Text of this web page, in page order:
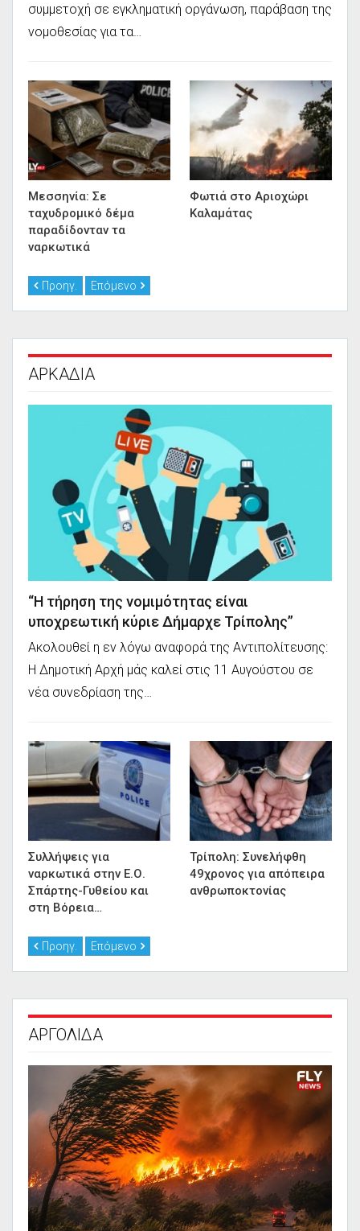
συμμετοχή σε εγκληματική οργάνωση, παράβαση της
νομοθεσίας για τα…
Μεσσηνία: Σε
ταχυδρομικό δέμα
παραδίδονταν τα
ναρκωτικά
Φωτιά στο Αριοχώρι
Καλαμάτας
Προηγ. Επόμενο
ΑΡΚΑΔΙΑ
“Η τήρηση της νομιμότητας είναι
υποχρεωτική κύριε Δήμαρχε Τρίπολης”
Ακολουθεί η εν λόγω αναφορά της Αντιπολίτευσης:
Η Δημοτική Αρχή μάς καλεί στις 11 Αυγούστου σε
νέα συνεδρίαση της…
Συλλήψεις για
ναρκωτικά στην Ε.Ο.
Σπάρτης-Γυθείου και
στη Βόρεια…
Τρίπολη: Συνελήφθη
49χρονος για απόπειρα
ανθρωποκτονίας
Προηγ. Επόμενο
ΑΡΓΟΛΙΔΑ